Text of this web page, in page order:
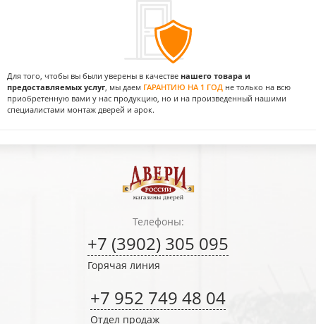
Для того, чтобы вы были уверены в качестве нашего товара и
предоставляемых услуг , мы даем ГАРАНТИЮ НА 1 ГОД не только на всю
приобретенную вами у нас продукцию, но и на произведенный нашими
специалистами монтаж дверей и арок.
Телефоны:
+7 (3902) 305 095
Горячая линия
+7 952 749 48 04
Отдел продаж